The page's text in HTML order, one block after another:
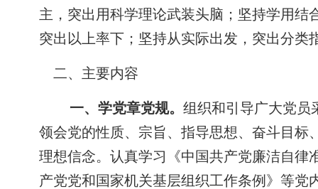
主，突出用科学理论武装头脑；坚持学用
突出以上率下；坚持从实际出发，突出分类
二、主要内容
一、学党章党规。 组织和引导广大党员
领会党的性质、宗旨、指导思想、奋斗目标
理想信念。认真学习《中国共产党廉洁自律
产党党和国家机关基层组织工作条例》等